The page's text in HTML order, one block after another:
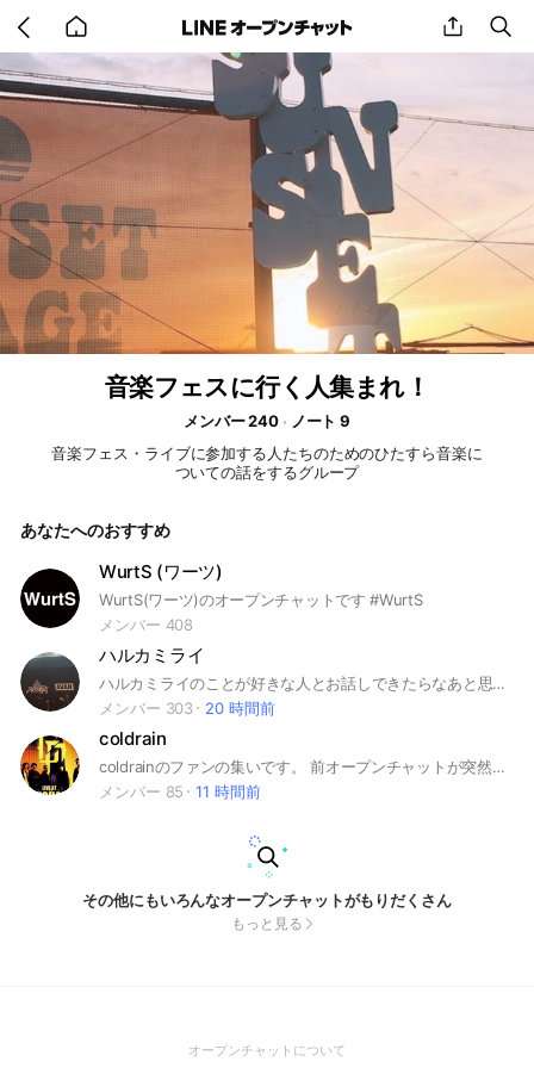
back
to
home
share
音楽フェスに行く人集まれ！
メンバー 240
ノート 9
音楽フェス・ライブに参加する人たちのためのひたすら音楽に
ついての話をするグループ
あなたへのおすすめ
WurtS (ワーツ)
WurtS(ワーツ)のオープンチャットです #WurtS
メンバー 408
ハルカミライ
ハルカミライのことが好きな人とお話しできたらなあと思ってますっ☺︎ 雑談でも 情報交換でも！
メンバー 303
20 時間前
coldrain
coldrainのファンの集いです。 前オープンチャットが突然消えた為、勝手ながら作成しました。 仲良く利用して頂けると幸いです。 また、出来る事ならツアー中のセトリネタバレだけは避けて頂けると助かります。
メンバー 85
11 時間前
その他にもいろんなオープンチャットがもりだくさん
もっと見る
オープンチャットについて